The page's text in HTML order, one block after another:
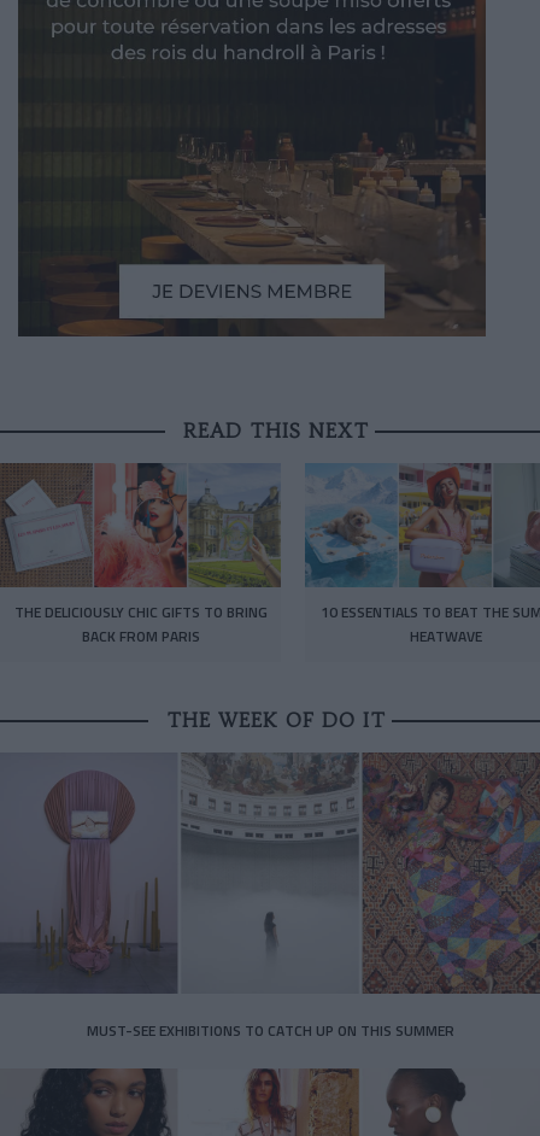
READ THIS NEXT
THE DELICIOUSLY CHIC GIFTS TO BRING
BACK FROM PARIS
10 ESSENTIALS TO BEAT THE
HEATWAVE
THE WEEK OF DO IT
MUST-SEE EXHIBITIONS TO CATCH UP ON THIS SUMMER